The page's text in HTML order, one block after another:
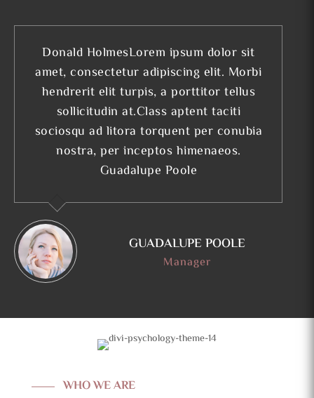
Donald HolmesLorem ipsum dolor sit
amet, consectetur adipiscing elit. Morbi
hendrerit elit turpis, a porttitor tellus
sollicitudin at.Class aptent taciti
sociosqu ad litora torquent per conubia
nostra, per inceptos himenaeos.
Guadalupe Poole
GUADALUPE POOLE
Manager
WHO WE ARE